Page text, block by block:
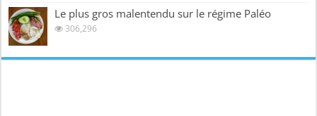
Le plus gros malentendu sur le régime Paléo
306,296